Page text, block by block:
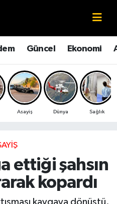
Güncel Ekonomi
Asayiş Dünya Sağlık
ettiği şahsın
kopardı
kavgaya dönüştü.
Röportajları
Eczaneler
Durumu
Vakitleri
Yoğunluk Haritası
ve Fikstür